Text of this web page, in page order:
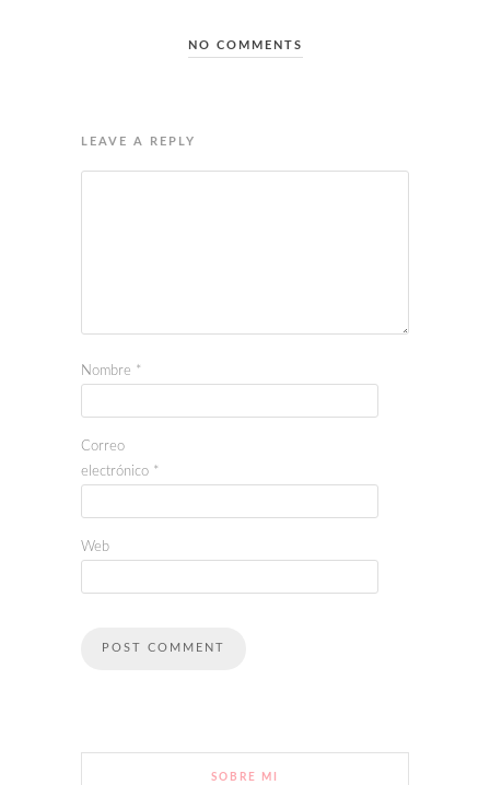
NO COMMENTS
LEAVE A REPLY
Nombre *
Correo
electrónico *
Web
SOBRE MI